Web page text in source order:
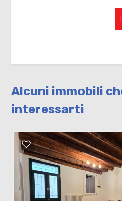
Alcuni immobili
interessarti